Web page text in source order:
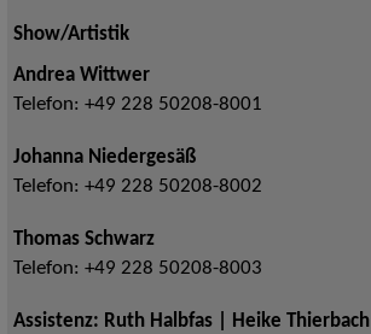
Show/Artistik
Andrea Wittwer
Telefon: +49 228 50208-8001
Johanna Niedergesäß
Telefon: +49 228 50208-8002
Thomas Schwarz
Telefon: +49 228 50208-8003
Assistenz: Ruth Halbfas | Heike Thierbach